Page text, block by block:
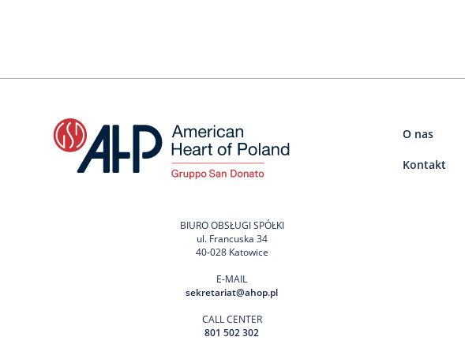
BIURO OBSŁUGI SPÓŁKI
ul. Francuska 34
40-028 Katowice
E-MAIL
sekretariat@ahop.pl
CALL CENTER
801 502 302
O nas
Kontakt